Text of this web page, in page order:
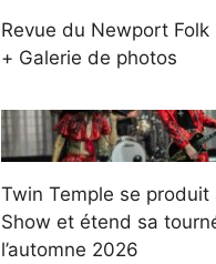
Revue du Newport
+ Galerie de photos
Twin Temple se produit
Show et étend sa
l’automne 2026